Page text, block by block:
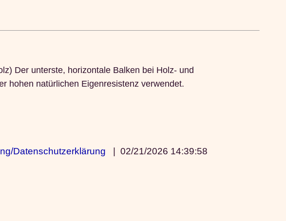
Der unterste, horizontale Balken bei Holz- und
hohen natürlichen Eigenresistenz verwendet.
Datenschutzerklärung |02/21/2026 14:39:58